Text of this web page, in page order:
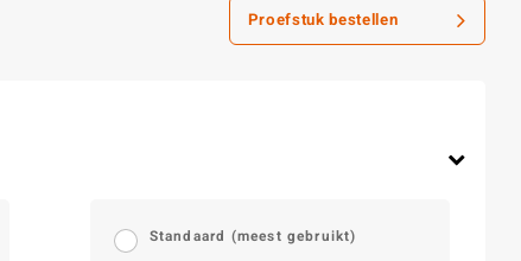
Proefstuk bestellen
Standaard (meest gebruikt)